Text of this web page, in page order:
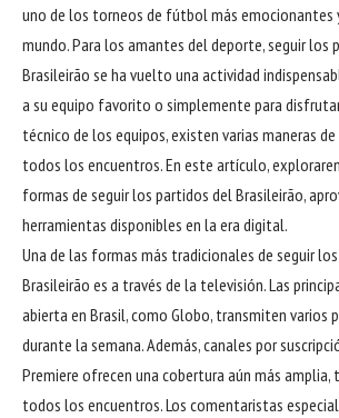
uno de los torneos de fútbol más emocionantes
mundo. Para los amantes del deporte, seguir los
Brasileirão se ha vuelto una actividad
a su equipo favorito o simplemente para
técnico de los equipos, existen varias maneras
todos los encuentros. En este artículo,
formas de seguir los partidos del Brasileirão,
herramientas disponibles en la era digital.
Una de las formas más tradicionales de seguir
Brasileirão es a través de la televisión. Las
abierta en Brasil, como Globo, transmiten varios
durante la semana. Además, canales por
Premiere ofrecen una cobertura aún más amplia,
todos los encuentros. Los comentaristas